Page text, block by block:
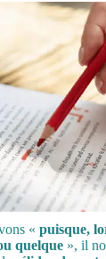
« puisque,
quelque », il